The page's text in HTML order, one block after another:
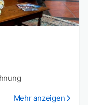
Mehr anzeigen